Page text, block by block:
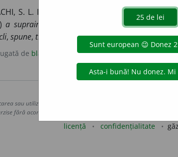
S. L. II, 76 / supra1-+numi
a supraintitula Vz boteza(9),
, spune, titlui ) A porecli.
de blaurb. acțiuni
sau utilizarea datelor de pe acest site, inclusiv prin orice
fără acordul nostru prealabil scris, cu excepția seturilor de
licență confidențialitate